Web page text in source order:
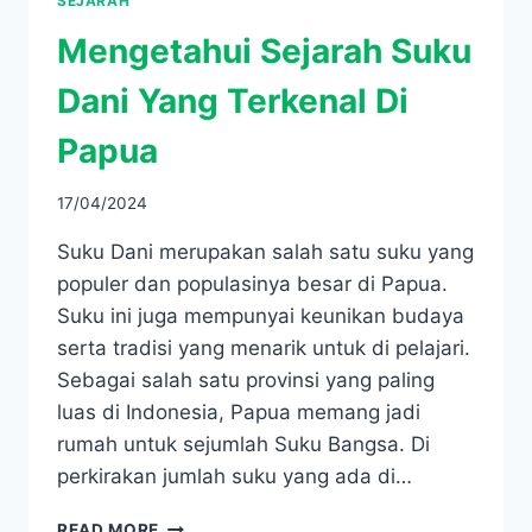
Mengetahui Sejarah Suku
Dani Yang Terkenal Di
Papua
17/04/2024
Suku Dani merupakan salah satu suku yang
populer dan populasinya besar di Papua.
Suku ini juga mempunyai keunikan budaya
serta tradisi yang menarik untuk di pelajari.
Sebagai salah satu provinsi yang paling
luas di Indonesia, Papua memang jadi
rumah untuk sejumlah Suku Bangsa. Di
perkirakan jumlah suku yang ada di…
MENGETAHUI